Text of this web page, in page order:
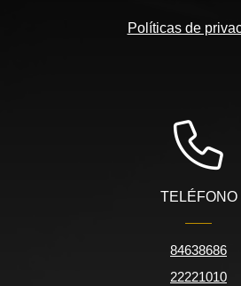
Políticas de
TELÉFONO
84638686
22221010